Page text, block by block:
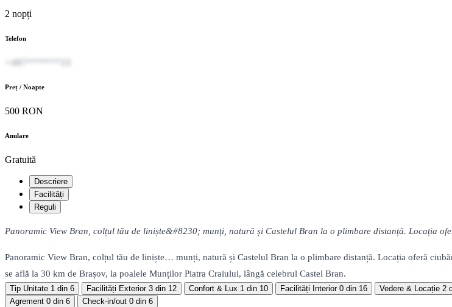
2 nopți
Telefon
+407******33
Preț / Noapte
500 RON
Anulare
Gratuită
Descriere
Facilități
Reguli
Panoramic View Bran, colțul tău de liniște&#8230; munți, natură și Castelul Bran la o plimbare distanță. Locația
Panoramic View Bran, colțul tău de liniște… munți, natură și Castelul Bran la o plimbare distanță. Locația oferă
se află la 30 km de Brașov, la poalele Munților Piatra Craiului, lângă celebrul Castel Bran.
Tip Unitate 1 din 6 Facilități Exterior 3 din 12 Confort & Lux 1 din 10 Facilități Interior 0 din 16 Vedere & Locație 2
Agrement 0 din 6 Check-in/out 0 din 6